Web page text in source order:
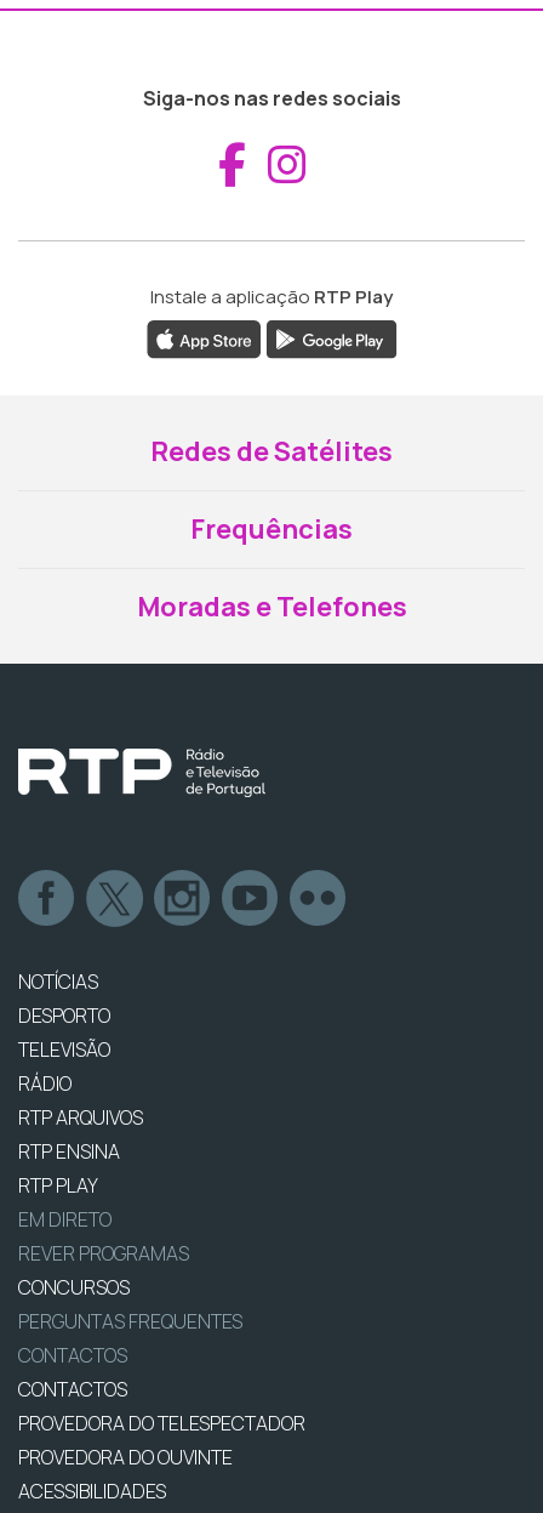
Siga-nos nas redes sociais
Aceder ao
Instale a aplicação RTP Play
Redes de Satélites
Frequências
Moradas e Telefones
NOTÍCIAS
DESPORTO
TELEVISÃO
RÁDIO
RTP ARQUIVOS
RTP ENSINA
RTP PLAY
EM DIRETO
REVER PROGRAMAS
CONCURSOS
PERGUNTAS FREQUENTES
CONTACTOS
CONTACTOS
PROVEDORA DO TELESPECTADOR
PROVEDORA DO OUVINTE
ACESSIBILIDADES